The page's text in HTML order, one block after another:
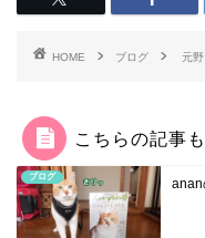
HOME ブログ 元
こちらの記事
ブログ anan